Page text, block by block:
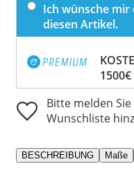
Ich wünsche
diesen Artikel.
Bitte melden
Wunschliste
BESCHREIBUNG Maße